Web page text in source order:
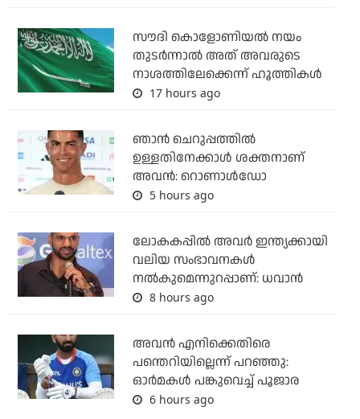
സൗദി കൊളോണിയല്‍ നയം
തുടര്‍ന്നാല്‍ അത് അവരുടെ
നാശത്തിലേക്കെന്ന് ഹൂത്തികള്‍
17 hours ago
ഞാന്‍ ചെറുപ്പത്തില്‍
ഉള്ളതിനേക്കാള്‍ ശക്തനാണ്
അവന്‍: റൊണാള്‍ഡോ
5 hours ago
ലോകകപ്പിൽ അവര്‍ ഇന്ത്യക്കായി
വലിയ സംഭാവനകള്‍
നല്‍കുമെന്നുറപ്പാണ്: ധവാന്‍
8 hours ago
അവന്‍ എനിക്കെതിരെ
പന്തെറിയില്ലെന്ന് പറഞ്ഞു:
ഓര്‍മകള്‍ പങ്കുവെച്ച് പൂജാര
6 hours ago